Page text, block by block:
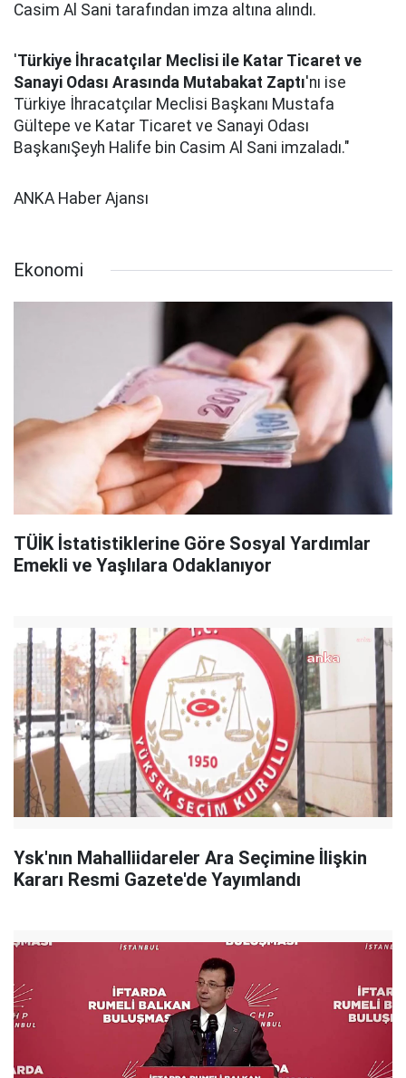
Casim Al Sani tarafından imza altına alındı.
'Türkiye İhracatçılar Meclisi ile Katar Ticaret ve
Sanayi Odası Arasında Mutabakat Zaptı'nı ise
Türkiye İhracatçılar Meclisi Başkanı Mustafa
Gültepe ve Katar Ticaret ve Sanayi Odası
BaşkanıŞeyh Halife bin Casim Al Sani imzaladı."
ANKA Haber Ajansı
Ekonomi
TÜİK İstatistiklerine Göre Sosyal Yardımlar
Emekli ve Yaşlılara Odaklanıyor
Ysk'nın Mahalliidareler Ara Seçimine İlişkin
Kararı Resmi Gazete'de Yayımlandı